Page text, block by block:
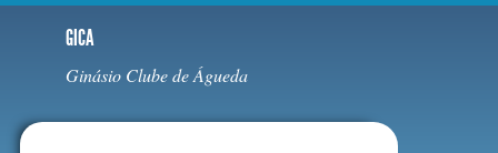
GICA
Ginásio Clube de Águeda